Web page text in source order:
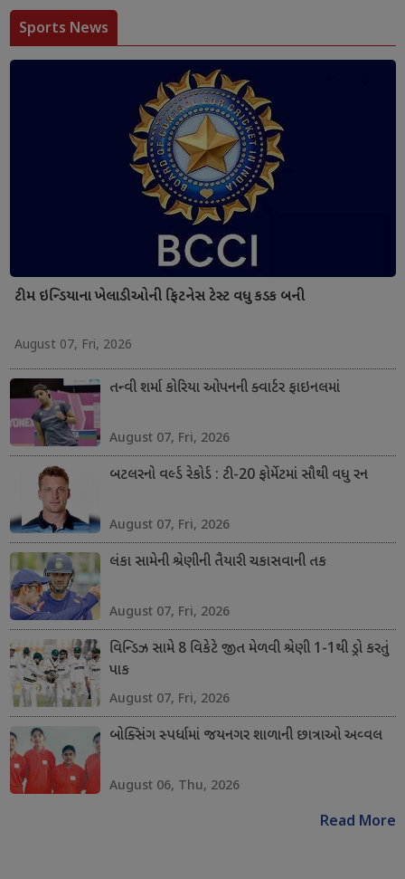
Sports News
ટીમ ઇન્ડિયાના ખેલાડીઓની ફિટનેસ ટેસ્ટ વધુ કડક બની
August 07, Fri, 2026
તન્વી શર્મા કોરિયા ઓપનની ક્વાર્ટર ફાઇનલમાં
August 07, Fri, 2026
બટલરનો વર્લ્ડ રેકોર્ડ : ટી-20 ફોર્મેટમાં સૌથી વધુ રન
August 07, Fri, 2026
લંકા સામેની શ્રેણીની તૈયારી ચકાસવાની તક
August 07, Fri, 2026
વિન્ડિઝ સામે 8 વિકેટે જીત મેળવી શ્રેણી 1-1થી ડ્રો કરતું
પાક
August 07, Fri, 2026
બોક્સિંગ સ્પર્ધામાં જયનગર શાળાની છાત્રાઓ અવ્વલ
August 06, Thu, 2026
Read More